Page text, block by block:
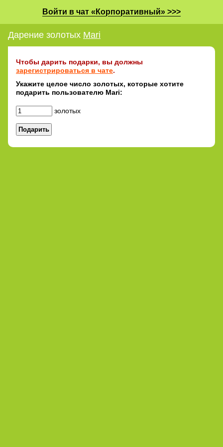
Войти в чат «Корпоративный» >>>
Дарение золотых Mari
Чтобы дарить подарки, вы должны
зарегистрироваться в чате.
Укажите целое число золотых, которые хотите
подарить пользователю Mari:
золотых